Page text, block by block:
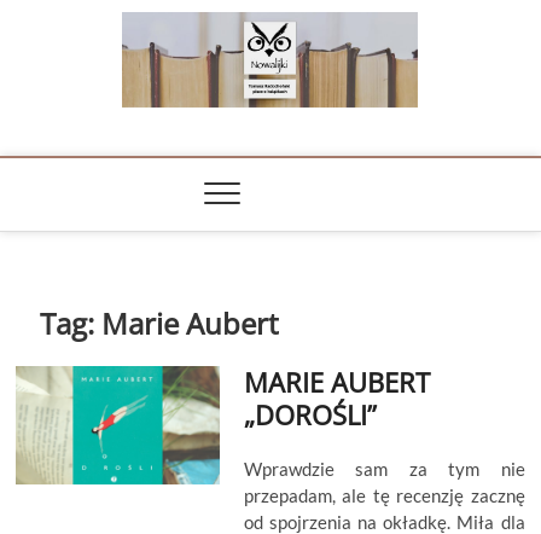
NOWALIJKI
Tag: Marie Aubert
MARIE AUBERT
„DOROŚLI”
Wprawdzie sam za tym nie
przepadam, ale tę recenzję zacznę
od spojrzenia na okładkę. Miła dla